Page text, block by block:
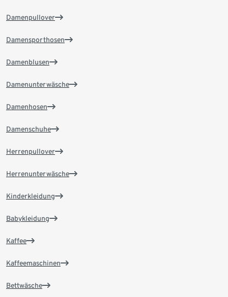
Damenpullover
Damensporthosen
Damenblusen
Damenunterwäsche
Damenhosen
Damenschuhe
Herrenpullover
Herrenunterwäsche
Kinderkleidung
Babykleidung
Kaffee
Kaffeemaschinen
Bettwäsche